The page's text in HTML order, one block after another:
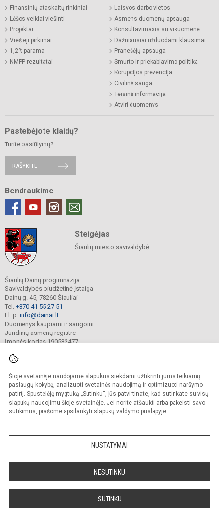
Šioje svetainėje naudojame slapukus siekdami užtikrinti jums teikiamų
paslaugų kokybę, analizuoti svetainės naudojimą ir optimizuoti naršymo
patirtį. Spustelėję mygtuką „Sutinku“, jūs patvirtinate, kad sutinkate su visų
slapukų naudojimu šioje svetainėje. Jei norite atšaukti arba pakeisti savo
sutikimus, prašome apsilankyti slapukų valdymo puslapyje.
NUSTATYMAI
NESUTINKU
SUTINKU
Finansinių ataskaitų rinkiniai
Lėšos veiklai viešinti
Projektai
Viešieji pirkimai
1,2% parama
NMPP rezultatai
Laisvos darbo vietos
Asmens duomenų apsauga
Konsultavimasis su visuomene
Dažniausiai užduodami klausimai
Pranešėjų apsauga
Smurto ir priekabiavimo politika
Korupcijos prevencija
Civilinė sauga
Teisinė informacija
Atviri duomenys
Pastebėjote klaidų?
Turite pasiūlymų?
RAŠYKITE
Bendraukime
Steigėjas
Šiaulių miesto savivaldybė
Šiaulių Dainų progimnazija
Savivaldybės biudžetinė įstaiga
Dainų g. 45, 78260 Šiauliai
Tel. +370 41 55 27 51
El. p. info@dainai.lt
Duomenys kaupiami ir saugomi
Juridinių asmenų registre
Įmonės kodas 190532477
© 2023. Šiaulių Dainų progimnazija. Visos teisės saugomos.
Kopijuoti turinį be raštiško gimnazijos sutikimo griežtai draudžiama.
Prieinamumo paraiška Slapukų politika
Sumanus būdas atnaujinti